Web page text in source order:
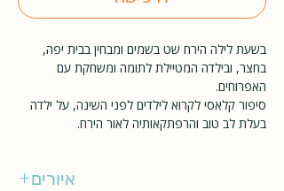
בשעת לילה הירח שט בשמים ומבחין בבית יפה,
בחצר, ובילדה המטיילת לתומה ומשחקת עם
האפרוחים.
סיפור קלאסי לקרוא לילדים לפני השינה, על ילדה
בעלת לב טוב והרפתקאותיה לאור הירח.
איורים